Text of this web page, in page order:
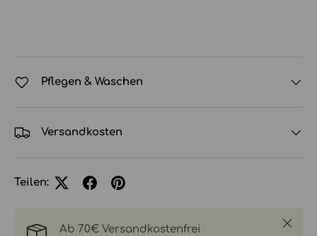
Pflegen & Waschen
Versandkosten
Teilen:
Ab 70€ Versandkostenfrei